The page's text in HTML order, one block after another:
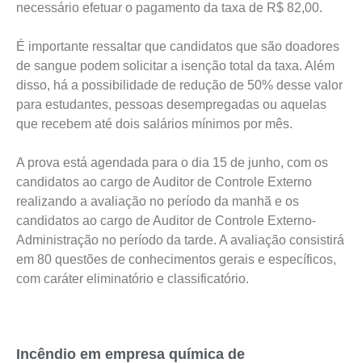
necessário efetuar o pagamento da taxa de R$ 82,00.
É importante ressaltar que candidatos que são doadores
de sangue podem solicitar a isenção total da taxa. Além
disso, há a possibilidade de redução de 50% desse valor
para estudantes, pessoas desempregadas ou aquelas
que recebem até dois salários mínimos por mês.
A prova está agendada para o dia 15 de junho, com os
candidatos ao cargo de Auditor de Controle Externo
realizando a avaliação no período da manhã e os
candidatos ao cargo de Auditor de Controle Externo-
Administração no período da tarde. A avaliação consistirá
em 80 questões de conhecimentos gerais e específicos,
com caráter eliminatório e classificatório.
Incêndio em empresa química de